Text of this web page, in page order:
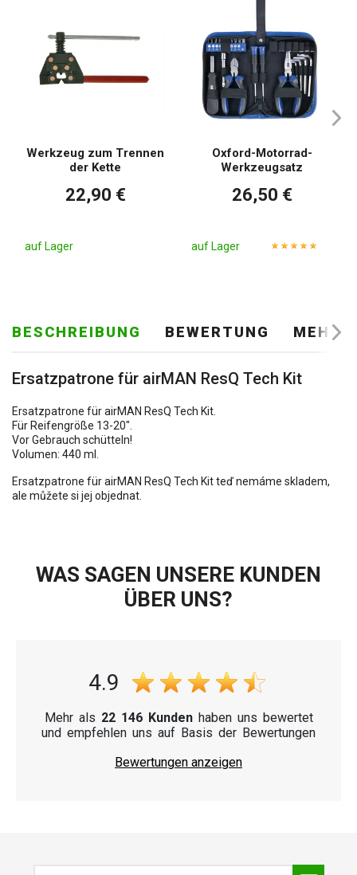
Werkzeug zum Trennen
der Kette
22,90 €
auf Lager
Oxford-Motorrad-
Werkzeugsatz
26,50 €
auf Lager
BESCHREIBUNG BEWERTUNG MEHR
Ersatzpatrone für airMAN ResQ Tech Kit
Ersatzpatrone für airMAN ResQ Tech Kit.
Für Reifengröße 13-20".
Vor Gebrauch schütteln!
Volumen: 440 ml.
Ersatzpatrone für airMAN ResQ Tech Kit teď nemáme skladem,
ale můžete si jej objednat.
WAS SAGEN UNSERE KUNDEN
ÜBER UNS?
4.9
Mehr als 22 146 Kundenhaben uns bewertet
und empfehlen uns auf Basis der Bewertungen
Bewertungen anzeigen